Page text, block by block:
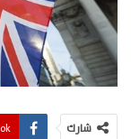
شارك